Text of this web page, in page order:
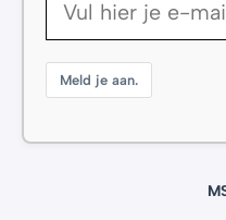
Meld je aan.